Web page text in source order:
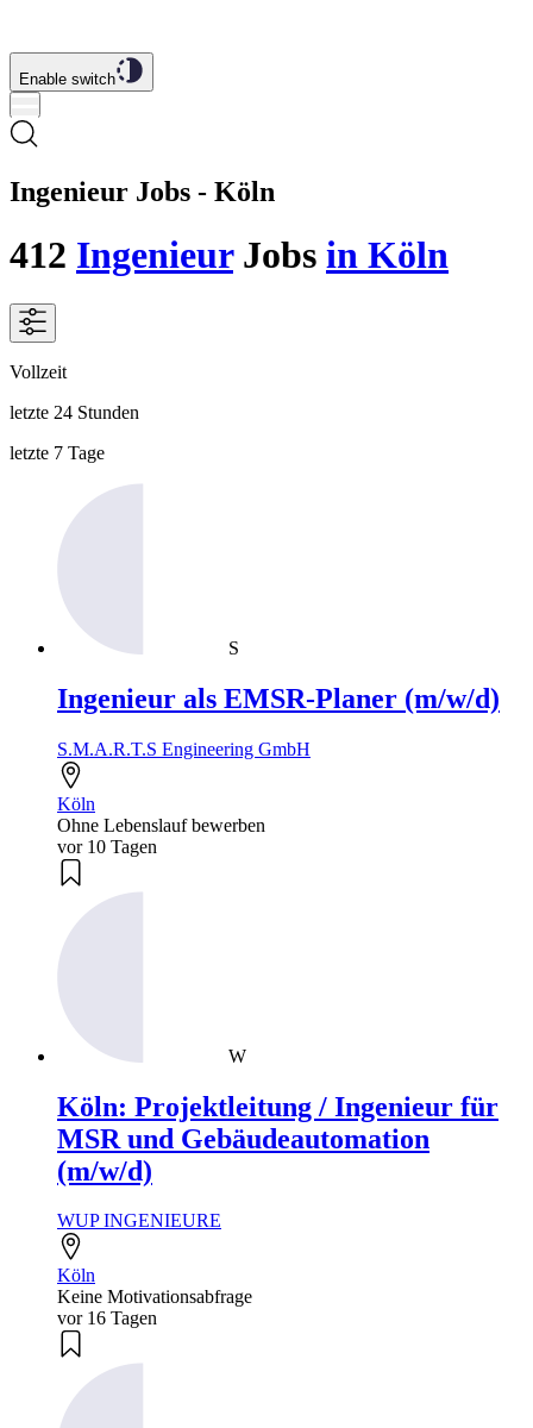
Enable switch
Ingenieur Jobs - Köln
412 IngenieurJobs in Köln
Vollzeit
letzte 24 Stunden
letzte 7 Tage
S
Ingenieur als EMSR-Planer (m/w/d)
S.M.A.R.T.S Engineering GmbH
Köln
Ohne Lebenslauf bewerben
vor 10 Tagen
W
Köln: Projektleitung / Ingenieur für
MSR und Gebäudeautomation
(m/w/d)
WUP INGENIEURE
Köln
Keine Motivationsabfrage
vor 16 Tagen